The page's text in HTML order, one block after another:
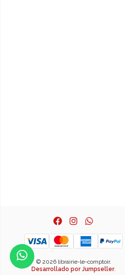
© 2026 librairie-le-comptoir.
Desarrollado por Jumpseller.